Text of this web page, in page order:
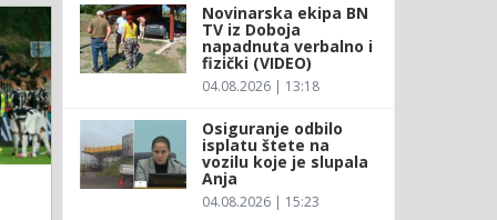
Novinarska ekipa BN
TV iz Doboja
napadnuta verbalno i
fizički (VIDEO)
04.08.2026 | 13:18
Osiguranje odbilo
isplatu štete na
vozilu koje je slupala
Anja
04.08.2026 | 15:23